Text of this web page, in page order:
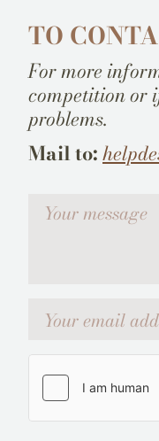
TO
For more
competition or
problems.
Mail to:
Votre message